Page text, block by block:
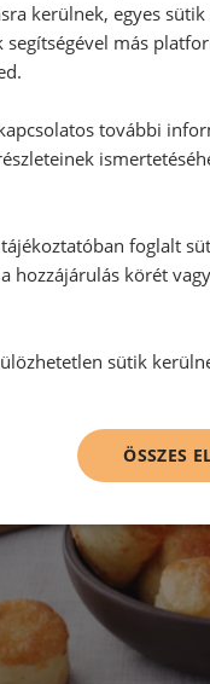
mártsuk
el egy
pogácsa tetejét
reszelt
kerülnek, egyes
segítségével más
további
foglalt
hozzájárulás körét
sütik
ÖSSZES